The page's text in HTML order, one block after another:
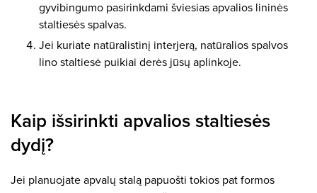
gyvibingumo pasirinkdami šviesias apvalios lininės
staltiesės spalvas.
Jei kuriate natūralistinį interjerą, natūralios spalvos
lino staltiesė puikiai derės jūsų aplinkoje.
Kaip išsirinkti apvalios staltiesės
dydį?
Jei planuojate apvalų stalą papuošti tokios pat formos